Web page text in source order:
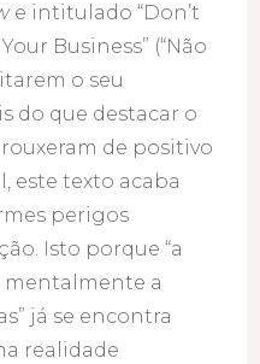
e intitulado “Don’t
Business” (“Não
o seu
do que destacar o
de positivo
este texto acaba
perigos
Isto porque “a
a
já se encontra
realidade